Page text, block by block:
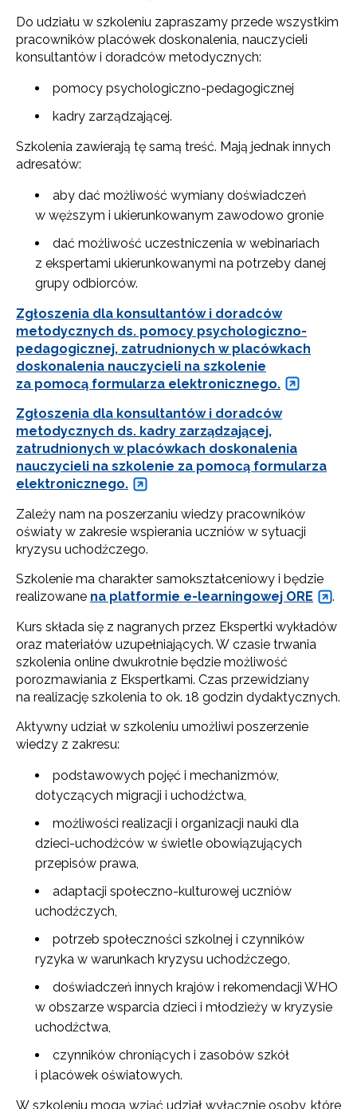
Do udziału w szkoleniu zapraszamy przede wszystkim
pracowników placówek doskonalenia, nauczycieli
konsultantów i doradców metodycznych:
pomocy psychologiczno-pedagogicznej
kadry zarządzającej.
Szkolenia zawierają tę samą treść. Mają jednak innych
adresatów:
aby dać możliwość wymiany doświadczeń
w węższym i ukierunkowanym zawodowo gronie
dać możliwość uczestniczenia w webinariach
z ekspertami ukierunkowanymi na potrzeby danej
grupy odbiorców.
Zgłoszenia dla konsultantów i doradców
metodycznych ds. pomocy psychologiczno-
pedagogicznej, zatrudnionych w placówkach
doskonalenia nauczycieli na szkolenie
za pomocą formularza elektronicznego.
Zgłoszenia dla konsultantów i doradców
metodycznych ds. kadry zarządzającej,
zatrudnionych w placówkach doskonalenia
nauczycieli na szkolenie za pomocą formularza
elektronicznego.
Zależy nam na poszerzaniu wiedzy pracowników
oświaty w zakresie wspierania uczniów w sytuacji
kryzysu uchodźczego.
Szkolenie ma charakter samokształceniowy i będzie
realizowane na platformie e-learningowej ORE
.
Kurs składa się z nagranych przez Ekspertki wykładów
oraz materiałów uzupełniających. W czasie trwania
szkolenia online dwukrotnie będzie możliwość
porozmawiania z Ekspertkami. Czas przewidziany
na realizację szkolenia to ok. 18 godzin dydaktycznych.
Aktywny udział w szkoleniu umożliwi poszerzenie
wiedzy z zakresu:
podstawowych pojęć i mechanizmów,
dotyczących migracji i uchodźctwa,
możliwości realizacji i organizacji nauki dla
dzieci-uchodźców w świetle obowiązujących
przepisów prawa,
adaptacji społeczno-kulturowej uczniów
uchodźczych,
potrzeb społeczności szkolnej i czynników
ryzyka w warunkach kryzysu uchodźczego,
doświadczeń innych krajów i rekomendacji WHO
w obszarze wsparcia dzieci i młodzieży w kryzysie
uchodźctwa,
czynników chroniących i zasobów szkół
i placówek oświatowych.
W szkoleniu mogą wziąć udział wyłącznie osoby, które